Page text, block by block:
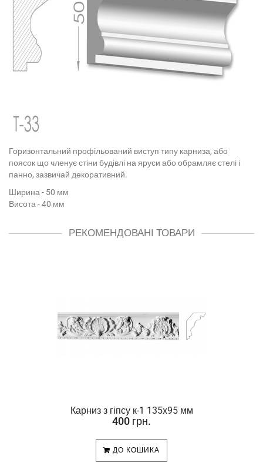
Горизонтальний профільований виступ типу карниза, або
поясок що членує стіни будівлі на яруси або обрамляє стелі і
панно, зазвичай декоративний.
Ширина - 50 мм
Висота - 40 мм
РЕКОМЕНДОВАНІ ТОВАРИ
Карниз з гіпсу к-1 135х95 мм
400 грн.
ДО КОШИКА